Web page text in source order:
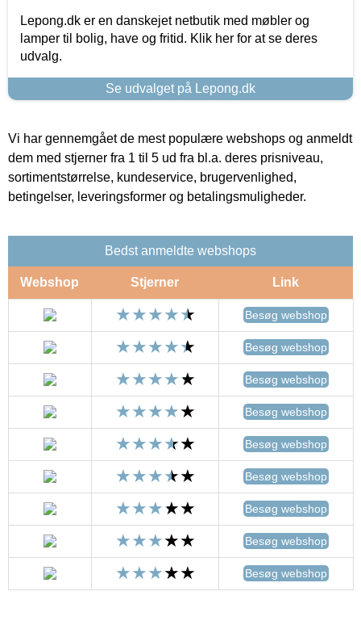
Lepong.dk er en danskejet netbutik med møbler og
lamper til bolig, have og fritid. Klik her for at se deres
udvalg.
Se udvalget på Lepong.dk
Vi har gennemgået de mest populære webshops og anmeldt
dem med stjerner fra 1 til 5 ud fra bl.a. deres prisniveau,
sortimentstørrelse, kundeservice, brugervenlighed,
betingelser, leveringsformer og betalingsmuligheder.
Bedst anmeldte webshops
Webshop Stjerner Link
Besøg webshop
Besøg webshop
Besøg webshop
Besøg webshop
Besøg webshop
Besøg webshop
Besøg webshop
Besøg webshop
Besøg webshop